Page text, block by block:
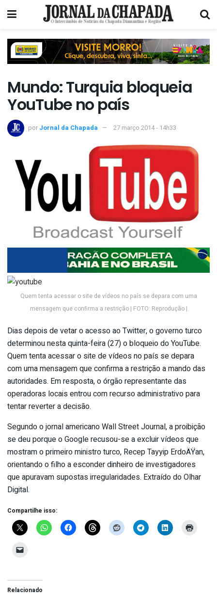
Mundo: Turquia bloqueia
YouTube no país
por Jornal da Chapada 27 março 2014 - 14h33
Quem tenta acessar o site de vídeos no país se depara com uma
mensagem que confirma a restrição | FOTO: Reprodução |
Dias depois de vetar o acesso ao Twitter, o governo turco
determinou nesta quinta-feira (27) o bloqueio do YouTube.
Quem tenta acessar o site de vídeos no país se depara
com uma mensagem que confirma a restrição a mando das
autoridades. Em resposta, o órgão representante das
operadoras locais entrou com recurso administrativo para
tentar reverter a decisão.
Segundo o jornal americano Wall Street Journal, a proibição
se deu porque o Google recusou-se a excluir vídeos que
mostram o primeiro ministro turco, Recep Tayyip ErdoÄŸan,
orientando o filho a esconder dinheiro de investigadores
que apuravam supostas irregularidades. Extraído do Olhar
Digital.
Compartilhe isso:
Relacionado